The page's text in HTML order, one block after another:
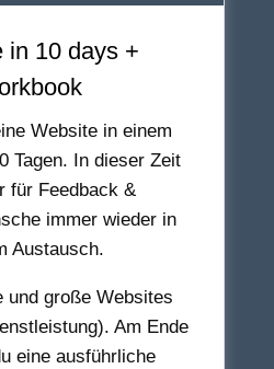
in 10 days +
Website in einem
Tagen. In dieser Zeit
für Feedback &
immer wieder in
Austausch.
und große Websites
Am Ende
eine ausführliche